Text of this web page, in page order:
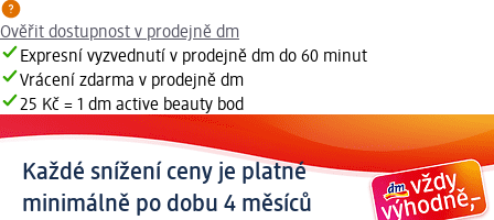
Ověřit dostupnost v prodejně dm
Expresní vyzvednutí v prodejně dm do 60 minut
Vrácení zdarma v prodejně dm
25 Kč = 1 dm active beauty bod
Každé snížení ceny je platné
minimálně po dobu 4 měsíců